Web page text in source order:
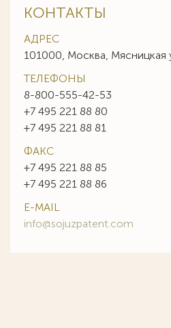
КОНТАКТЫ
АДРЕС
101000, Москва, Мясницкая
ТЕЛЕФОНЫ
8-800-555-42-53
+7 495 221 88 80
+7 495 221 88 81
ФАКС
+7 495 221 88 85
+7 495 221 88 86
E-MAIL
info@sojuzpatent.com